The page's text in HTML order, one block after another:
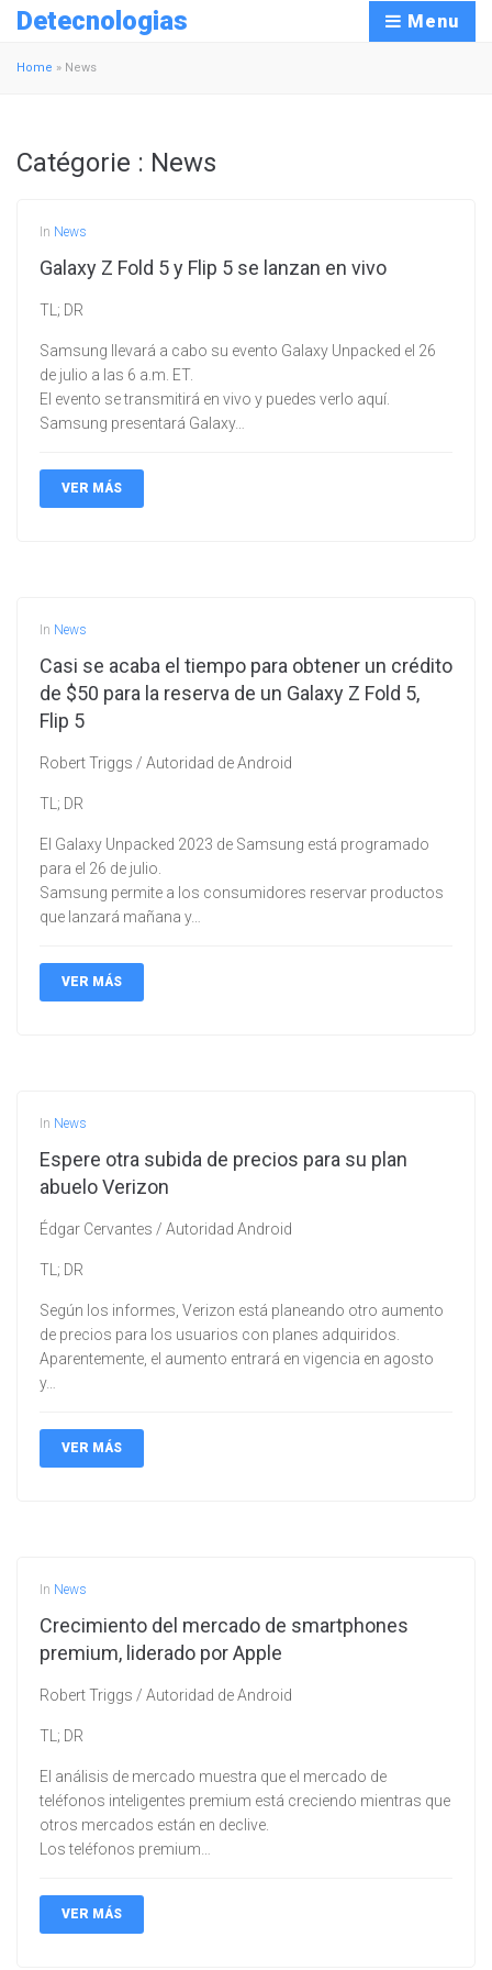
Detecnologias Menu
Home » News
Catégorie : News
In News
Galaxy Z Fold 5 y Flip 5 se lanzan en vivo
TL; DR
Samsung llevará a cabo su evento Galaxy Unpacked el 26
de julio a las 6 a.m. ET.
El evento se transmitirá en vivo y puedes verlo aquí.
Samsung presentará Galaxy…
VER MÁS
In News
Casi se acaba el tiempo para obtener un crédito
de $50 para la reserva de un Galaxy Z Fold 5,
Flip 5
Robert Triggs / Autoridad de Android
TL; DR
El Galaxy Unpacked 2023 de Samsung está programado
para el 26 de julio.
Samsung permite a los consumidores reservar productos
que lanzará mañana y…
VER MÁS
In News
Espere otra subida de precios para su plan
abuelo Verizon
Édgar Cervantes / Autoridad Android
TL; DR
Según los informes, Verizon está planeando otro aumento
de precios para los usuarios con planes adquiridos.
Aparentemente, el aumento entrará en vigencia en agosto
y…
VER MÁS
In News
Crecimiento del mercado de smartphones
premium, liderado por Apple
Robert Triggs / Autoridad de Android
TL; DR
El análisis de mercado muestra que el mercado de
teléfonos inteligentes premium está creciendo mientras que
otros mercados están en declive.
Los teléfonos premium…
VER MÁS